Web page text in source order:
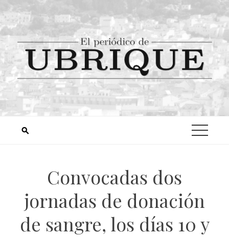
Convocadas dos
jornadas de donación
de sangre, los días 10 y